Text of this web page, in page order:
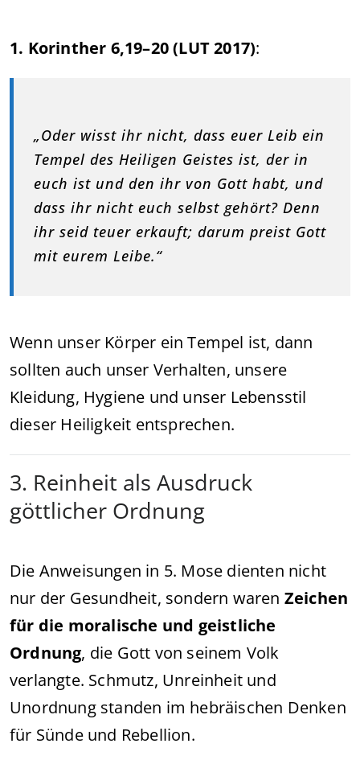
1. Korinther 6,19–20 (LUT 2017):
„Oder wisst ihr nicht, dass euer Leib ein
Tempel des Heiligen Geistes ist, der in
euch ist und den ihr von Gott habt, und
dass ihr nicht euch selbst gehört? Denn
ihr seid teuer erkauft; darum preist Gott
mit eurem Leibe.“
Wenn unser Körper ein Tempel ist, dann
sollten auch unser Verhalten, unsere
Kleidung, Hygiene und unser Lebensstil
dieser Heiligkeit entsprechen.
3. Reinheit als Ausdruck
göttlicher Ordnung
Die Anweisungen in 5. Mose dienten nicht
nur der Gesundheit, sondern waren Zeichen
für die moralische und geistliche
Ordnung, die Gott von seinem Volk
verlangte. Schmutz, Unreinheit und
Unordnung standen im hebräischen Denken
für Sünde und Rebellion.